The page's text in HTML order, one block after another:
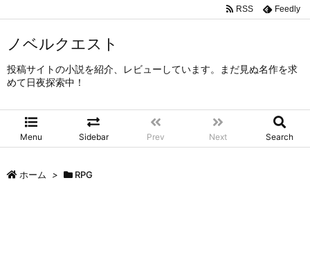
ノベルクエスト
投稿サイトの小説を紹介、レビューしています。まだ見ぬ名作を求
めて日夜探索中！
Menu Sidebar Prev Next Search
RSS Feedly
ホーム > RPG